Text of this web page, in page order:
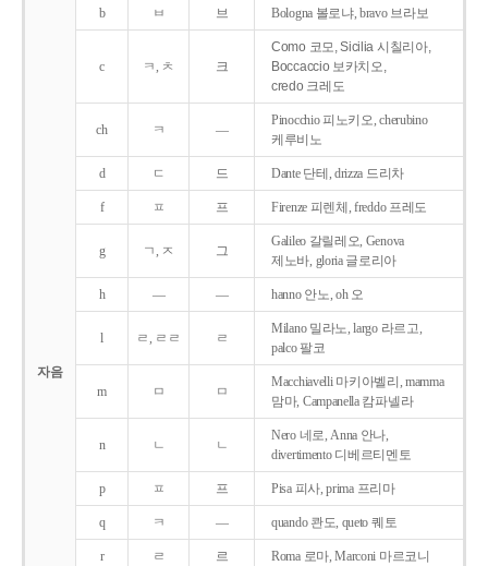
자음
b ㅂ 브 Bologna 볼로냐, bravo 브라보
c ㅋ, ㅊ 크
Como 코모, Sicilia 시칠리아,
Boccaccio 보카치오,
credo 크레도
ch ㅋ ―
Pinocchio 피노키오, cherubino
케루비노
d ㄷ 드 Dante 단테, drizza 드리차
f ㅍ 프 Firenze 피렌체, freddo 프레도
g ㄱ, ㅈ 그
Galileo 갈릴레오, Genova
제노바, gloria 글로리아
h ― ― hanno 안노, oh 오
l ㄹ, ㄹㄹ ㄹ
Milano 밀라노, largo 라르고,
palco 팔코
m ㅁ ㅁ
Macchiavelli 마키아벨리, mamma
맘마, Campanella 캄파넬라
n ㄴ ㄴ
Nero 네로, Anna 안나,
divertimento 디베르티멘토
p ㅍ 프 Pisa 피사, prima 프리마
q ㅋ ― quando 콴도, queto 퀘토
r ㄹ 르 Roma 로마, Marconi 마르코니